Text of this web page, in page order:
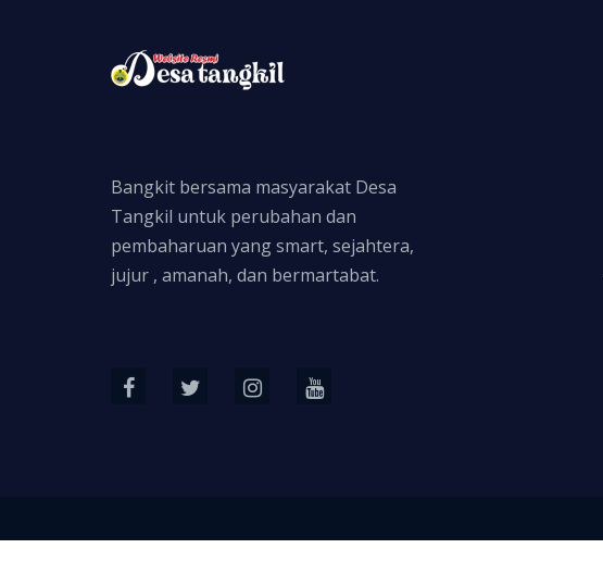
Bangkit bersama masyarakat Desa
Tangkil untuk perubahan dan
pembaharuan yang smart, sejahtera,
jujur , amanah, dan bermartabat.